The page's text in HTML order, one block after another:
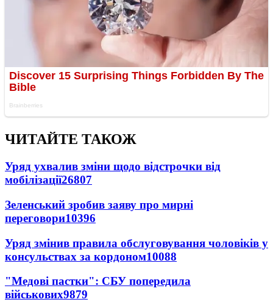
ЧИТАЙТЕ ТАКОЖ
Уряд ухвалив зміни щодо відстрочки від
мобілізації26807
Зеленський зробив заяву про мирні
переговори10396
Уряд змінив правила обслуговування чоловіків у
консульствах за кордоном10088
"Медові пастки": СБУ попередила
військових9879